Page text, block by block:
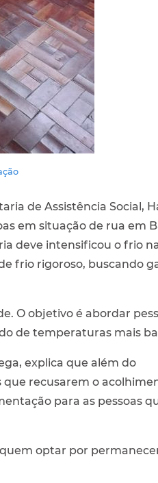
de Assistência Social,
em situação de rua em
deve intensificou o frio
frio rigoroso, buscando
O objetivo é abordar
de temperaturas mais
explica que além do
recusarem o
para as pessoas
optar por